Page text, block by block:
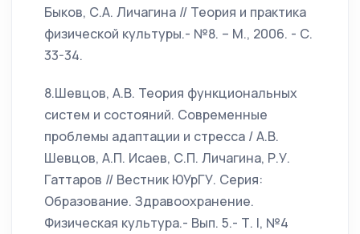
Быков, С.А. Личагина // Теория и практика
физической культуры.- №8. – М., 2006. - С.
33-34.
8.Шевцов, А.В. Теория функциональных
систем и состояний. Современные
проблемы адаптации и стресса / А.В.
Шевцов, А.П. Исаев, С.П. Личагина, Р.У.
Гаттаров // Вестник ЮУрГУ. Серия:
Образование. Здравоохранение.
Физическая культура.- Вып. 5.- Т. I, №4